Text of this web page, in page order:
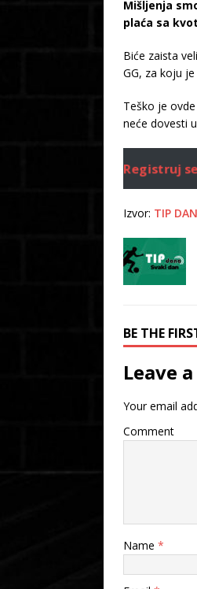
Mišljenja
plaća sa
Biće zaista
GG, za koju
Teško je
neće dovesti
Registruj
Izvor: TIP
BE THE
Leave
Your email
Comment
Name *